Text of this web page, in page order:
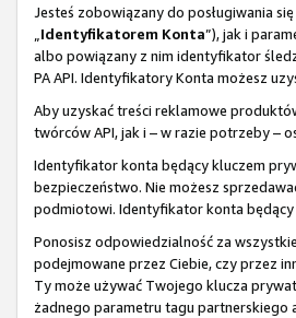
Jesteś zobowiązany do posługiwania
Identyfikatorem Konta”), jak i
albo powiązany z nim identyfikator
PA API. Identyfikatory Konta możesz
Aby uzyskać treści reklamowe
twórców API, jak i – w razie potrzeby –
Identyfikator konta będący kluczem
bezpieczeństwo. Nie możesz
podmiotowi. Identyfikator konta będący
Ponosisz odpowiedzialność za
podejmowane przez Ciebie, czy przez
Ty może używać Twojego klucza
żadnego parametru tagu partnerskiego